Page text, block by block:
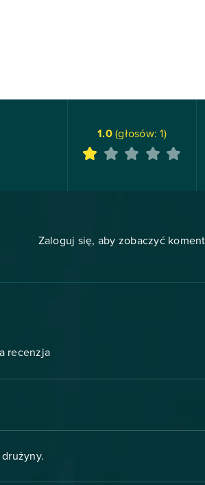
1.0(głosów:1)
Zaloguj się, aby zobaczyć
recenzja